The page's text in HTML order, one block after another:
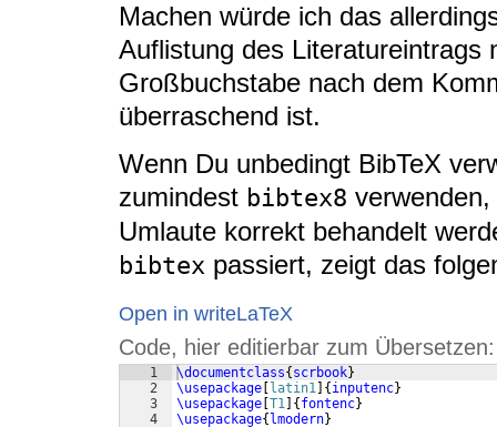
Machen würde ich das
Auflistung des Literatureintrags
Großbuchstabe nach dem
überraschend ist.
Wenn Du unbedingt BibTeX
zumindest bibtex8
Umlaute korrekt behandelt
bibtex passiert, zeigt das
Open in writeLaTeX
Code, hier editierbar zum Übersetzen:
1
2
3
4
\documentclass{ scrbook}
\usepackage
latin1 { inputenc}
\usepackage T1 { fontenc}
\usepackage{ lmodern}